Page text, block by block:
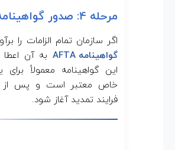
مرحله 4: صدور گواهینامه
اگر سازمان تمام الزامات را
گواهینامه AFTA
به آن
این گواهینامه معمولاً
خاص معتبر است و پس از
فرایند تمدید آغاز شود.